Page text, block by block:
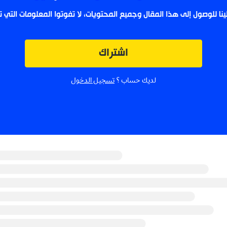
للوصول إلى هذا المقال وجميع المحتويات، لا تفوتوا المعلومات
اشتراك
لديك حساب ؟ تسجيل الدخول